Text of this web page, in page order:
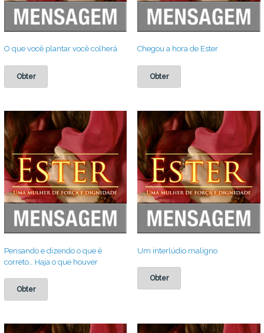
O que você plantar você colherá
Obter
Chegou a hora de Ester
Obter
Pensando e dizendo o que é
correto… Haja o que houver
Obter
Um interlúdio maligno
Obter